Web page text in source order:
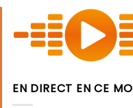
EN DIRECT EN CE